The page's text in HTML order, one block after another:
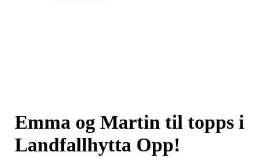
Emma og Martin til topps i
Landfallhytta Opp!